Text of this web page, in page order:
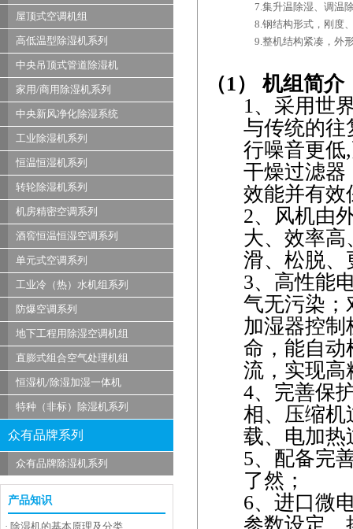
屋顶式空调机组
高低温型除湿机系列
中央吊顶式管道除湿机
家用/商用除湿机系列
中央新风净化除湿系统
工业除湿机系列
恒温恒湿机系列
转轮除湿机系列
机房精密空调系列
酒窖恒温恒湿空调系列
单元式空调系列
工业冷（热）水机组系列
防爆空调系列
地下工程用除湿空调机组
直膨式组合空气处理机组
恒湿机/除湿加湿一体机
特种（非标）除湿机系列
众有品牌系列
众有品牌除湿机系列
产品知识
· 除湿机的基本原理及分类...
7.集升温除湿、调温
8.钢结构形式，刚度
9.整机结构紧凑，外
（1）
机组简介
1、采用世
与传统的往
行噪音更低,
干燥过滤器
效能并有效
2、风机由
大、效率高
滑、松脱、
3、高性能
气无污染；
加湿器控制
命，能自动
流，实现高
4、完善保
相、压缩机
载、电加热
5、配备完
了然；
6、进口微